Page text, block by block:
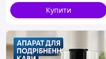
Купити